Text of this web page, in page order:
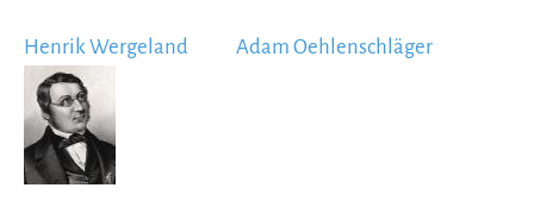
Henrik Wergeland
Image
Adam Oehlenschläger